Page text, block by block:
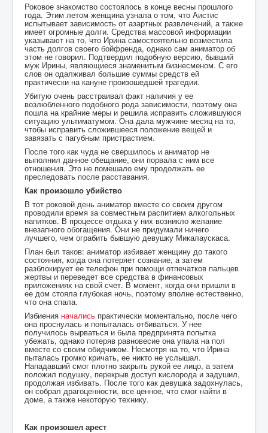
Роковое знакомство состоялось в конце весны прошлого
года. Этим летом женщина узнала о том, что Aистис
испытывает зависимость от азартных развлечений, а также
имеет огромные долги. Средства массовой информации
указывают на то, что Ирина самостоятельно возместила
часть долгов своего бойфренда, однако сам аниматор об
этом не говорил. Подтвердил подобную версию, бывший
муж Ирины, являющиеся знаменитым бизнесменом. С его
слов он одалживал большие суммы средств ей
практически на кануне произошедшей трагедии.
Убитую очень расстраивал факт наличия у ее
возлюбленного подобного рода зависимости, поэтому она
пошла на крайние меры и решила исправить сложившуюся
ситуацию ультиматумом. Она дала мужчине месяц на то,
чтобы исправить сложившееся положение вещей и
завязать с пагубным пристрастием.
После того как чуда не свершилось и аниматор не
выполнил данное обещание, они порвала с ним все
отношения. Это не помешало ему продолжать ее
преследовать после расставания.
Как произошло убийство
В тот роковой день аниматор вместе со своим другом
проводили время за совместным распитием алкогольных
напитков. В процессе отдыха у них возникло желание
внезапного обогащения. Они не придумали ничего
лучшего, чем ограбить бывшую девушку Микалаускаса.
План был таков: аниматор избивает женщину до такого
состояния, когда она потеряет сознание, а затем
разблокирует ее телефон при помощи отпечатков пальцев
жертвы и переведет все средства в финансовых
приложениях на свой счет. В момент, когда они пришли в
ее дом стояла глубокая ночь, поэтому вполне естественно,
что она спала.
Избиения начались практически моментально, после чего
она проснулась и попыталась отбиваться. У нее
получилось вырваться и была предпринята попытка
убежать, однако потеряв равновесие она упала на пол
вместе со своим обидчиком. Несмотря на то, что Ирина
пыталась громко кричать, ее никто не услышал.
Нападавший смог плотно закрыть рукой ее лицо, а затем
положил подушку, перекрыв доступ кислорода и задушил,
продолжая избивать. После того как девушка задохнулась,
он собрал драгоценности, все ценное, что смог найти в
доме, а также некоторую технику.
Как произошел арест